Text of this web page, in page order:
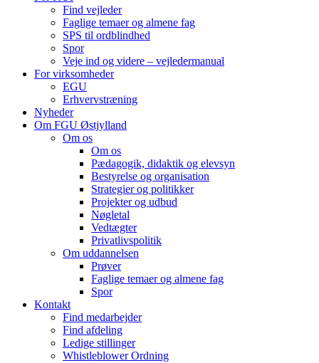
Find vejleder
Faglige temaer og almene fag
SPS til ordblindhed
Spor
Veje ind og videre – vejledermanual
For virksomheder
EGU
Erhvervstræning
Nyheder
Om FGU Østjylland
Om os
Om os
Pædagogik, didaktik og elevsyn
Bestyrelse og organisation
Strategier og politikker
Projekter og udbud
Nøgletal
Vedtægter
Privatlivspolitik
Om uddannelsen
Prøver
Faglige temaer og almene fag
Spor
Kontakt
Find medarbejder
Find afdeling
Ledige stillinger
Whistleblower Ordning